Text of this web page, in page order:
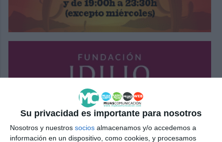
Su privacidad es importante para nosotros
Nosotros y nuestros socios almacenamos y/o accedemos a
información en un dispositivo, como cookies, y procesamos